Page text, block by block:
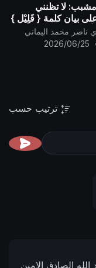
لا تظنني
بيان كلمة { قَلِيْل }
أو الثلث..
ناصر محمد اليماني
2026/06/25
ترتيب حسب
الصادق الامين